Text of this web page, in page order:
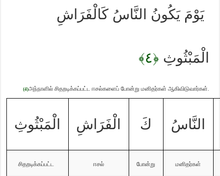
يَوْمَ يَكُونُ النَّاسُ كَالْفَرَاشِ
الْمَبْثُوثِ ﴿٤﴾
(4)அந்நாளில் சிதறடிக்கப்பட்ட ஈசல்களைப் போன்று மனிதர்கள் ஆகிவிடுவார்கள்.
الْمَبْثُوثِ الْفَرَاشِ كَ النَّاسُ
சிதறடிக்கப்பட்ட ஈசல் போன்று மனிதர்கள்